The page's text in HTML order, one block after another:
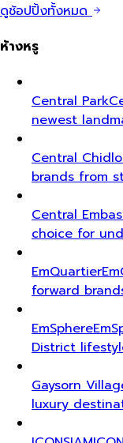
ดูช้อปปิ้งทั้งหมด
ห้างหรู
Central Park
newest
Central
brands from
Central
choice for
EmQuartier
forward
EmSphere
District
Gaysorn
luxury